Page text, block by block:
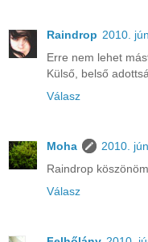
Raindrop 2010.
Erre nem lehet
Külső, belső
Válasz
Moha
2010.
Raindrop
Válasz